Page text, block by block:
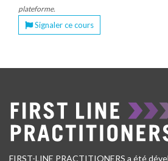
plateforme.
Signaler ce cours
FIRST-LINE PRACTITIONERS a été